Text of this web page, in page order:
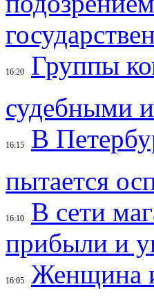
16:20
Группы
судебными
16:15
В
пытается
16:10
В сети
прибыли и
16:05
Женщина